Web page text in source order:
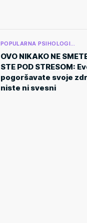
POPULARNA PSIHOLOGI…
OVO NIKAKO NE
STE POD STRESOM:
pogoršavate svoje
niste ni svesni